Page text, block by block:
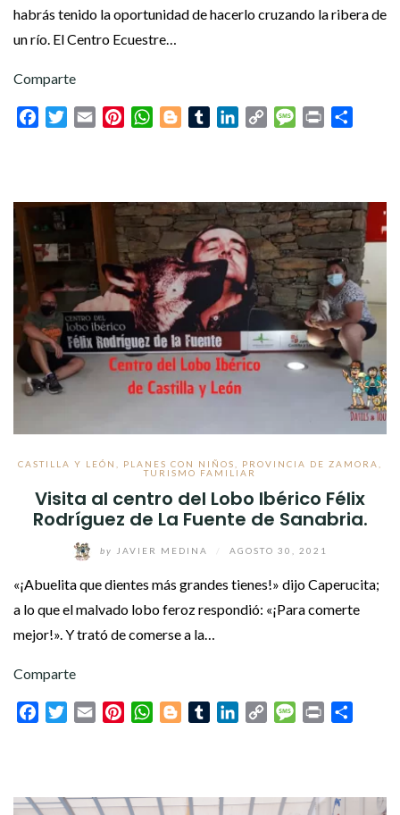
habrás tenido la oportunidad de hacerlo cruzando la ribera de
un río. El Centro Ecuestre…
Comparte
FacebookTwitterEmail PinterestWhatsAppBloggerTumblrLinkedIn
Copy
Message
Print
CASTILLA Y LEÓN PLANES CON NIÑOS PROVINCIA DE ZAMORA
TURISMO FAMILIAR
Visita al centro del Lobo Ibérico Félix
Rodríguez de La Fuente de Sanabria.
by JAVIER MEDINA AGOSTO 30, 2021
«¡Abuelita que dientes más grandes tienes!» dijo Caperucita;
a lo que el malvado lobo feroz respondió: «¡Para comerte
mejor!». Y trató de comerse a la…
Comparte
FacebookTwitterEmail PinterestWhatsAppBloggerTumblrLinkedIn
Copy
Message
Print